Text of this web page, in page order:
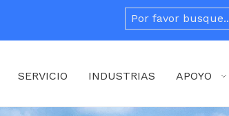
SERVICIO INDUSTRIAS APOYO